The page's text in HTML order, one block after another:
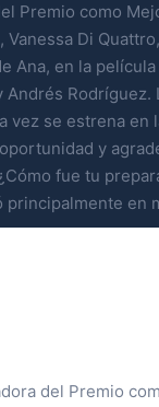
Premio como
Vanessa Di
Ana, en la
Rodríguez.
vez se estrena en
y
fue tu
principalmente en
del Premio